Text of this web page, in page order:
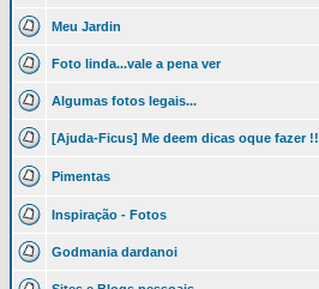
Meu Jardin
Foto linda...vale a pena ver
Algumas fotos legais...
[Ajuda-Ficus] Me deem dicas oque fazer !!
Pimentas
Inspiração - Fotos
Godmania dardanoi